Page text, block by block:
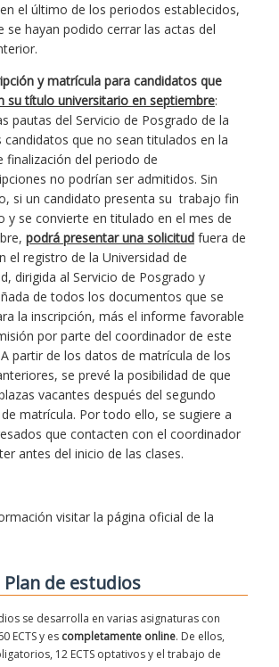
el último de los periodos establecidos,
se hayan podido cerrar las actas del
y matrícula para candidatos que
su título universitario en septiembre:
pautas del Servicio de Posgrado de la
candidatos que no sean titulados en la
finalización del periodo de
no podrían ser admitidos. Sin
si un candidato presenta su trabajo fin
y se convierte en titulado en el mes de
podrá presentar una solicitud fuera de
el registro de la Universidad de
dirigida al Servicio de Posgrado y
de todos los documentos que se
la inscripción, más el informe favorable
por parte del coordinador de este
partir de los datos de matrícula de los
se prevé la posibilidad de que
vacantes después del segundo
matrícula. Por todo ello, se sugiere a
que contacten con el coordinador
antes del inicio de las clases.
visitar la página oficial de la
Plan de estudios
se desarrolla en varias asignaturas con
ECTS y es completamente online. De ellos,
12 ECTS optativos y el trabajo de